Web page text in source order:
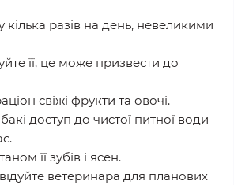
кілька разів на день, невеликими
її, це може призвести до
свіжі фрукти та овочі.
доступ до чистої питної води
її зубів і ясен.
ветеринара для планових